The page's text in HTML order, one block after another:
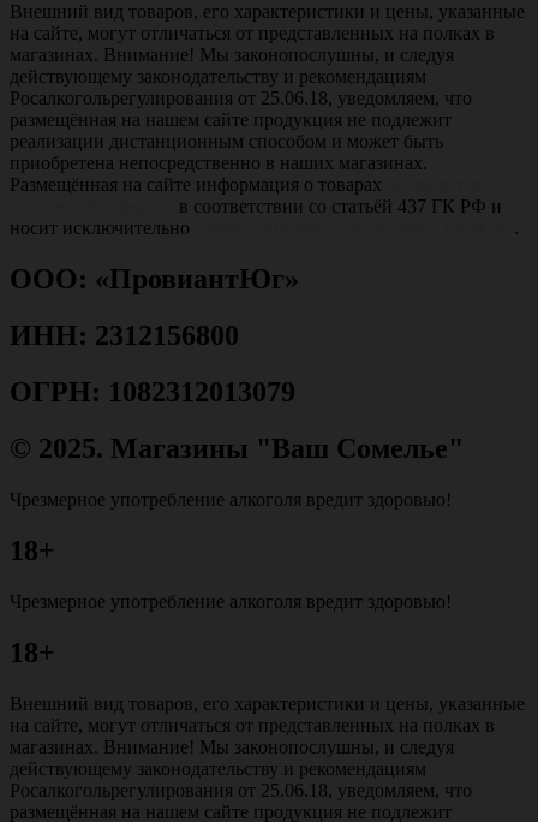
Внешний вид товаров, его характеристики и цены, указанные
на сайте, могут отличаться от представленных на полках в
магазинах. Внимание! Мы законопослушны, и следуя
действующему законодательству и рекомендациям
Росалкогольрегулирования от 25.06.18, уведомляем, что
размещённая на нашем сайте продукция не подлежит
реализации дистанционным способом и может быть
приобретена непосредственно в наших магазинах.
Размещённая на сайте информация о товарах
в соответствии со статьёй 437 ГК РФ и
носит исключительно
.
ООО: «ПровиантЮг»
ИНН: 2312156800
ОГРН: 1082312013079
© 2025. Магазины "Ваш Сомелье"
Чрезмерное употребление алкоголя вредит здоровью!
18+
Чрезмерное употребление алкоголя вредит здоровью!
18+
Внешний вид товаров, его характеристики и цены, указанные
на сайте, могут отличаться от представленных на полках в
магазинах. Внимание! Мы законопослушны, и следуя
действующему законодательству и рекомендациям
Росалкогольрегулирования от 25.06.18, уведомляем, что
размещённая на нашем сайте продукция не подлежит